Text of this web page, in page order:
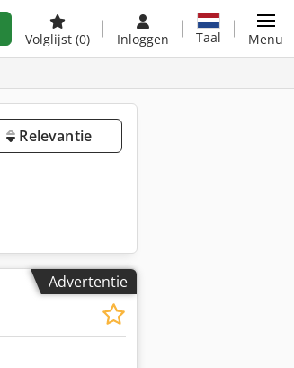
Volglijst (0) Inloggen Taal Menu
Relevantie
Advertentie